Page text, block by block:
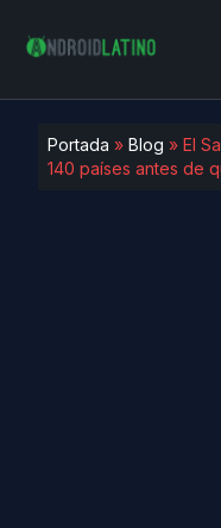
Portada » Blog » El
140 países antes de